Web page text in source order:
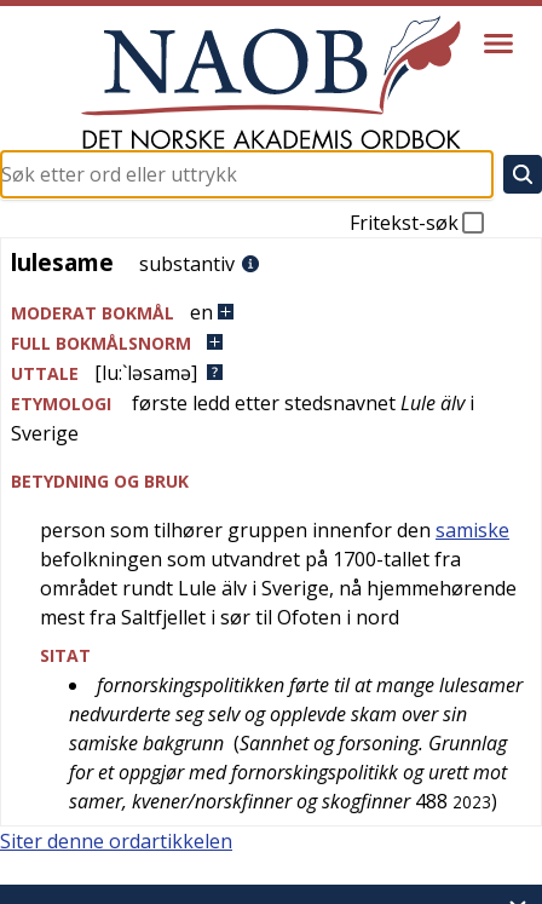
Fritekst-søk
lulesame
lulesame substantiv
MODERAT BOKMÅL en
FULL BOKMÅLSNORM
UTTALE
[lu:`ləsamə]
ETYMOLOGI første ledd etter stedsnavnetLule älvi
Sverige
BETYDNING OG BRUK
person som tilhører gruppen innenfor den samiske
befolkningen som utvandret på 1700-tallet fra
området rundt Lule älv i Sverige, nå hjemmehørende
mest fra Saltfjellet i sør til Ofoten i nord
SITAT
fornorskingspolitikken førte til at mange lulesamer
nedvurderte seg selv og opplevde skam over sin
samiske bakgrunn (Sannhet og forsoning. Grunnlag
for et oppgjør med fornorskingspolitikk og urett mot
samer, kvener/norskfinner og skogfinner 488 2023)
Siter denne ordartikkelen